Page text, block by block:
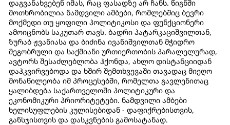
დაგვანახვებენ იმას, რაც ფასადზე არ ჩანს. წიგნში
მოთხრობილია ნამდვილი ამბები, რომლებშიც ბევრი
მოქმედი თუ ყოფილი პოლიტიკოსი და ფუნქციონერი
ამოიცნობს საკუთარ თავს. ბადრი პატარკაციშვილთან,
ზურაბ ჟვანიასა და ბიძინა ივანიშვილთან მჭიდრო
მეგობრული და საქმიანი ურთიერთობის პარალელურად,
ავტორს შესაძლებლობა ჰქონდა, ახლო დისტანციიდან
დაჰკვირვებოდა და ხშირ შემთხვევაში თავადაც მიეღო
მონაწილეობა იმ პროცესებში, რომელთა გავლენითაც
ყალიბდება საქართველოში პოლიტიკური და
ეკონომიკური პრიორიტეტები. ნამდვილი ამბები
ხელისუფლების კულისებიდან - დაფიქრებისთვის,
განსჯისთვის და დასკვნების გამოსატანად.